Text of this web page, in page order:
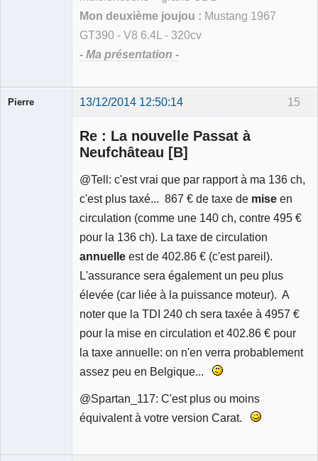
Mon deuxième joujou : Mustang 1967
GT390 - V8 6.4L - 320cv
- Ma présentation -
15
Pierre 13/12/2014 12:50:14
Re : La nouvelle Passat à
Neufchâteau [B]
@Tell: c'est vrai que par rapport à ma 136 ch,
c'est plus taxé... 867 € de taxe de mise en
circulation (comme une 140 ch, contre 495 €
pour la 136 ch). La taxe de circulation
annuelle est de 402.86 € (c'est pareil).
L'assurance sera également un peu plus
élevée (car liée à la puissance moteur). A
noter que la TDI 240 ch sera taxée à 4957 €
pour la mise en circulation et 402.86 € pour
la taxe annuelle: on n'en verra probablement
assez peu en Belgique...
@Spartan_117: C'est plus ou moins
équivalent à votre version Carat.